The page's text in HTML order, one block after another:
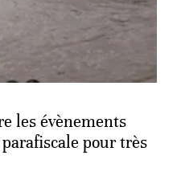
les évènements
pour très